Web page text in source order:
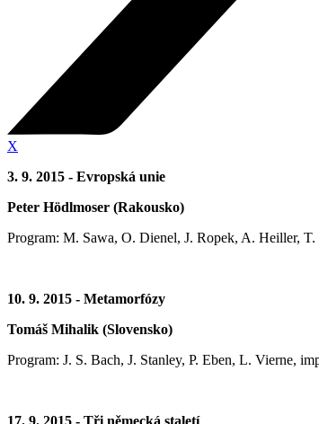
X
3. 9. 2015 - Evropská unie
Peter Hödlmoser (Rakousko)
Program: M. Sawa, O. Dienel, J. Ropek, A. Heiller,
10. 9. 2015 - Metamorfózy
Tomáš Mihalik (Slovensko)
Program: J. S. Bach, J. Stanley, P. Eben, L. Vierne,